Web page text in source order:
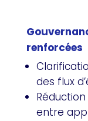
renforcées
des flux
entre